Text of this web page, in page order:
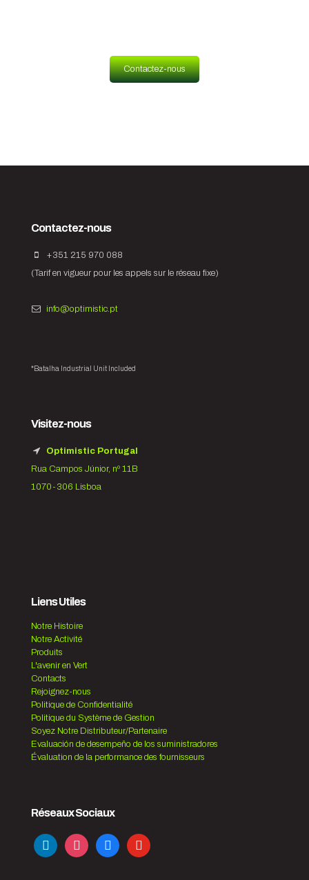
Contactez-nous
Contactez-nous
+351 215 970 088
(Tarif en vigueur pour les appels sur le réseau fixe)
info@optimistic.pt
*Batalha Industrial Unit Included
Visitez-nous
Optimistic Portugal
Rua Campos Júnior, nº 11B
1070-306 Lisboa
Liens Utiles
Notre Histoire
Notre Activité
Produits
L'avenir en Vert
Contacts
Rejoignez-nous
Politique de Confidentialité
Politique du Système de Gestion
Soyez Notre Distributeur/Partenaire
Evaluación de desempeño de los suministradores
Évaluation de la performance des fournisseurs
Réseaux Sociaux
linkedin instagramfacebookyoutube